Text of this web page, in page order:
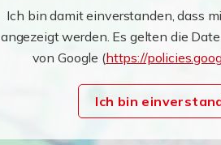
Ich bin damit einverstanden, dass
angezeigt werden. Es gelten die
von Google (https://
Ich bin